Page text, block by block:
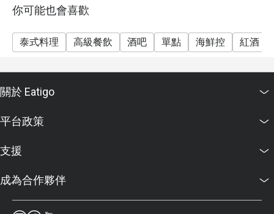
你可能也會喜歡
泰式料理 高級餐飲 酒吧 單點 海鮮控 紅酒
關於 Eatigo
平台政策
支援
成為合作夥伴